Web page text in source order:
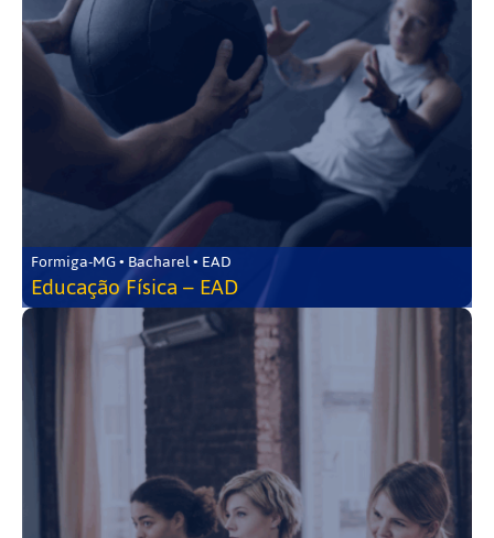
Formiga-MG • Bacharel • EAD
Educação Física – EAD